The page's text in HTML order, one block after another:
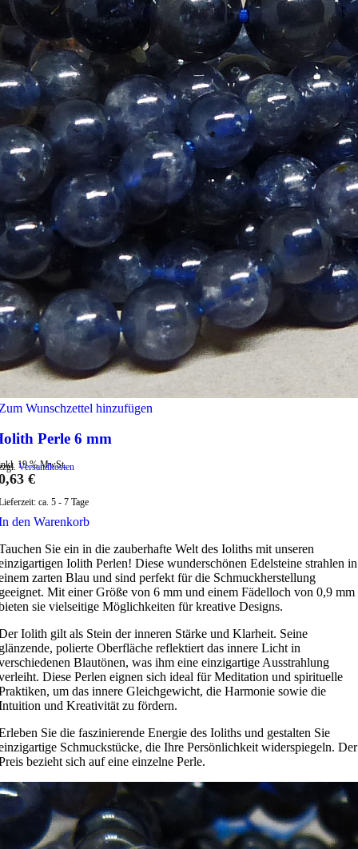
Wunschzettel hinzufügen
Perle 6 mm
19 % MwSt.
Versandkosten
€
ca. 5 - 7 Tage
den Warenkorb
Sie ein in die zauberhafte Welt des Ioliths mit unseren
Iolith Perlen! Diese wunderschönen Edelsteine strahlen in
zarten Blau und sind perfekt für die Schmuckherstellung
Mit einer Größe von 6 mm und einem Fädelloch von 0,9 mm
sie vielseitige Möglichkeiten für kreative Designs.
Iolith gilt als Stein der inneren Stärke und Klarheit. Seine
polierte Oberfläche reflektiert das innere Licht in
Blautönen, was ihm eine einzigartige Ausstrahlung
Diese Perlen eignen sich ideal für Meditation und spirituelle
um das innere Gleichgewicht, die Harmonie sowie die
und Kreativität zu fördern.
Sie die faszinierende Energie des Ioliths und gestalten Sie
Schmuckstücke, die Ihre Persönlichkeit widerspiegeln. Der
bezieht sich auf eine einzelne Perle.